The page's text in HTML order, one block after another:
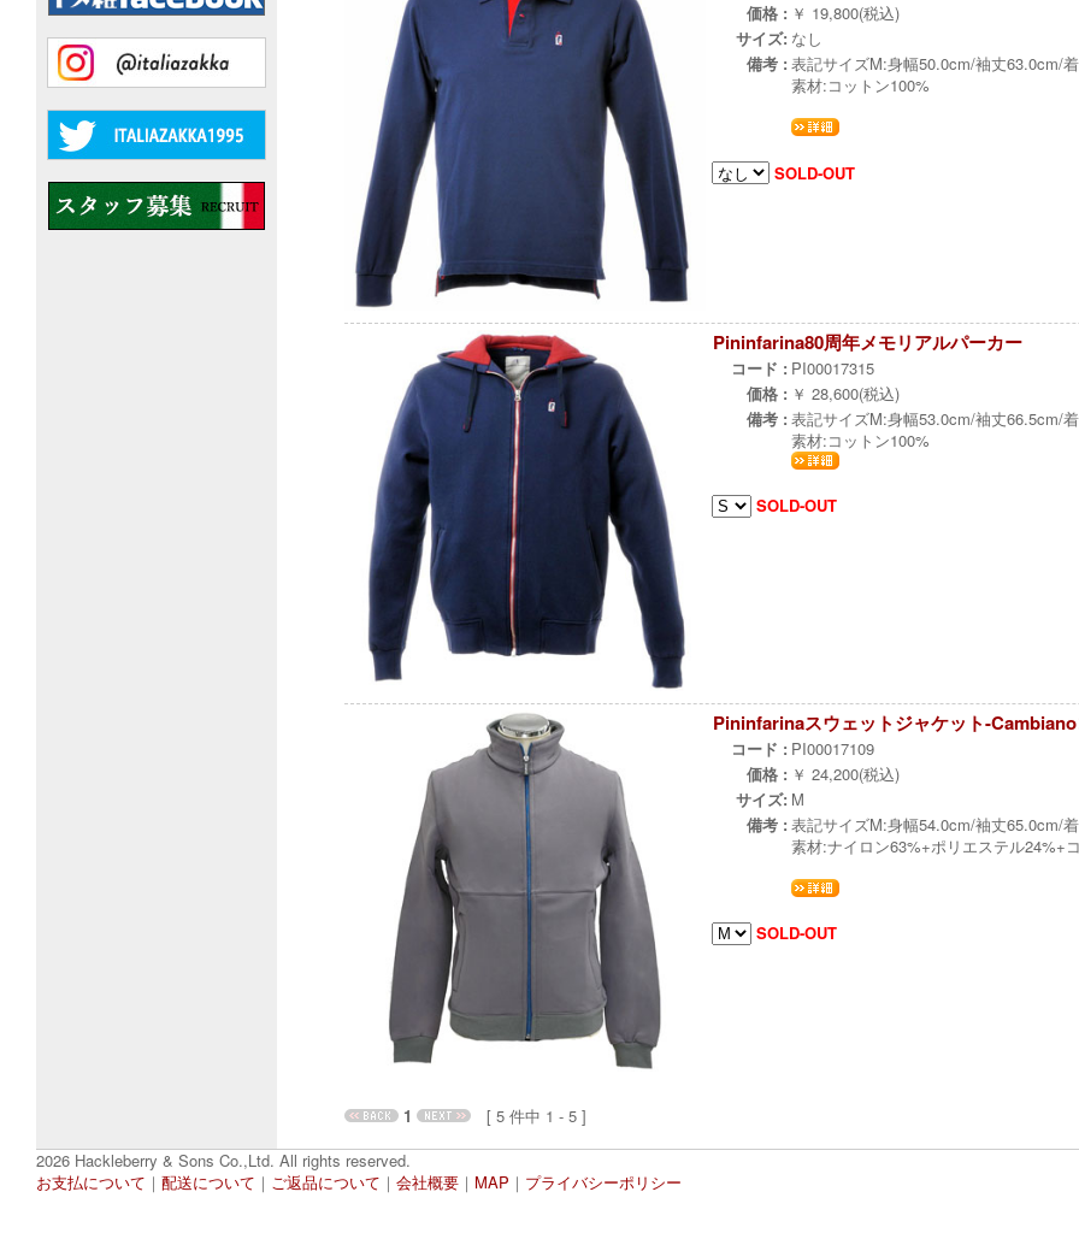
価格 : ￥ 19,800(税込)
サイズ: なし
備考 : 表記サイズM:身幅50.0cm/袖丈63.0cm/
素材:コットン100%
SOLD-OUT
Pininfarina80周年メモリアルパーカー
コード : PI00017315
価格 : ￥ 28,600(税込)
備考 : 表記サイズM:身幅53.0cm/袖丈66.5cm/
素材:コットン100%
SOLD-OUT
Pininfarinaスウェットジャケット-
コード : PI00017109
価格 : ￥ 24,200(税込)
サイズ: M
備考 : 表記サイズM:身幅54.0cm/袖丈65.0cm/
素材:ナイロン63%+ポリエステル24%+
SOLD-OUT
1
[ 5 件中 1 - 5 ]
2026 Hackleberry & Sons Co.,Ltd. All rights reserved.
お支払について ｜ 配送について ｜ ご返品について ｜ 会社概要 ｜ MAP ｜ プライバシーポリシー